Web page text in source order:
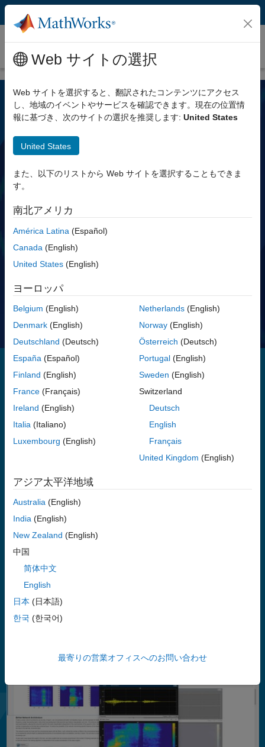
コンテンツへスキップ
Signal Processing Toolbox
更新
信号処理と解析の実行
ご質問はありますか?営業へのお問い合わせ
サンプリング信号の管理、解析、前処理、特徴抽出を行うための関
数とアプリを提供します。このツールボックスには、フィルター設
計・解析、リサンプリング、平滑化、トレンド除去、パワースペク
すると、時間領域、周波数領域、時間-周波数領域の信号を同時に可
視化して処理できます。フィルター デザイナー アプリでは、
量エンジニアリングによって次元を削減し、信号の品質を向上させ
ることで、AI モデルの学習用に信号データセットを準備できます。
信号ラベラーアプリを使用すると、時間領域と時間-周波数領域で信
号に注釈を付け、AI モデルの学習に使用するラベル付き信号セット
を作成できます。このツールボックスは、デスクトップ プロトタイ
ピングや組み込みシステム展開用の C/C++ コードや CUDA
の生成に加え、GPU による高速化に対応しています。
Web サイトの選択
Web サイトを選択すると、翻訳されたコンテンツにアクセス
し、地域のイベントやサービスを確認できます。現在の位置情
報に基づき、次のサイトの選択を推奨します: United States
United States
また、以下のリストから Web サイトを選択することもできま
す。
南北アメリカ
América Latina (Español)
Canada (English)
United States (English)
ヨーロッパ
Belgium (English)
Denmark (English)
Deutschland (Deutsch)
España (Español)
Finland (English)
France (Français)
Ireland (English)
Italia (Italiano)
Luxembourg (English)
Netherlands(English)
Norway(English)
Österreich (Deutsch)
Portugal(English)
Sweden (English)
Switzerland
Deutsch
English
Français
United Kingdom (English)
アジア太平洋地域
Australia (English)
India (English)
New Zealand (English)
中国
简体中文
English
日本 (日本語)
한국 (한국어)
最寄りの営業オフィスへのお問い合わせ